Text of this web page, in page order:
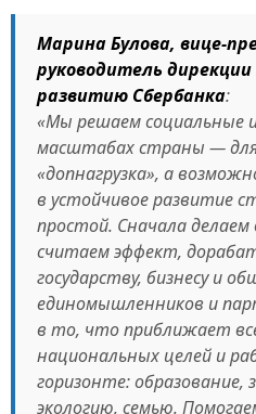
Марина Булова, вице-
руководитель
развитию Сбербанка:
«Мы решаем социальные и
масштабах страны —
«допнагрузка», а
в устойчивое развитие
простой. Сначала
считаем эффект,
государству, бизнесу и
единомышленников и
в то, что приближает
национальных целей и
горизонте: образование,
экологию, семью.